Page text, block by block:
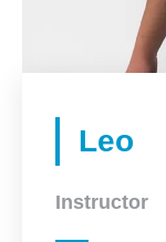
Leo
Instructor